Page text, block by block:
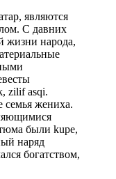
являются
С давних
жизни народа,
zilif asqi.
семья жениха.
были kuре,
наряд
богатством,